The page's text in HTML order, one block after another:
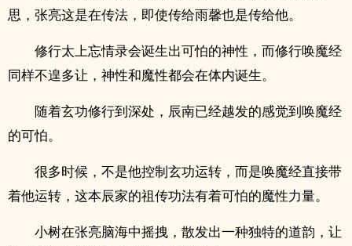
思，张亮这是在传法，即使传给雨馨也是传给他。
修行太上忘情录会诞生出可怕的神性，而修行唤魔经
同样不遑多让，神性和魔性都会在体内诞生。
随着玄功修行到深处，辰南已经越发的感觉到唤魔经
的可怕。
很多时候，不是他控制玄功运转，而是唤魔经直接带
着他运转，这本辰家的祖传功法有着可怕的魔性力量。
小树在张亮脑海中摇拽，散发出一种独特的道韵，让